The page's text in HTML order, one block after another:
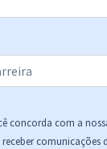
concorda com a
receber comunicações